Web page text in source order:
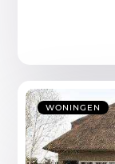
WONINGEN